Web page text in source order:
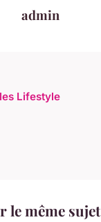
admin
Lifestyle
le même sujet